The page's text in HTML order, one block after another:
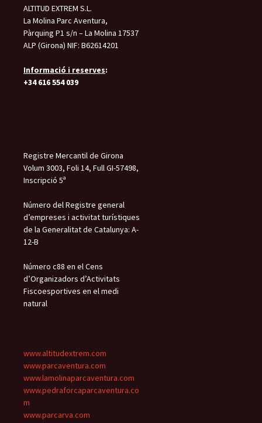
ALTITUD EXTREM S.L.
La Molina Parc Aventura,
Pàrquing P1 s/n – La Molina 17537
ALP (Girona) NIF: B62614201
Informació i reserves:
+34 616 554 039
Registre Mercantil de Girona
Volum 3003, Foli 14, Full GI-57498,
Inscripció 5ª
Número del Registre general
d’empreses i activitat turístiques
de la Generalitat de Catalunya: A-
12-B
Número c88 en el Cens
d’Organizadors d’Activitats
Fiscoesportives en el medi
natural
www.altitudextrem.com
www.parcaventura.com
www.lamolinaparcaventura.com
www.pedraforcaparcaventura.co
m
www.parcarva.com